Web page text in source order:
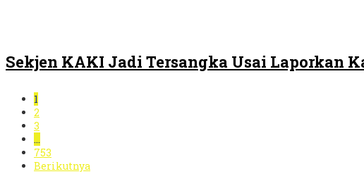
Sekjen KAKI Jadi Tersangka Usai Laporkan
1
2
3
…
753
Berikutnya